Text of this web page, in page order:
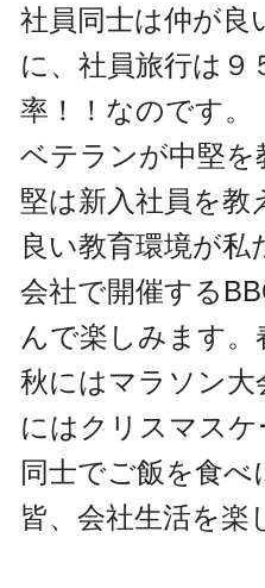
社員同士は仲が良
に、社員旅行は９
率！！なのです。
ベテランが中堅を
堅は新入社員を教
良い教育環境が私
会社で開催する
んで楽しみます。
秋にはマラソン
にはクリスマス
同士でご飯を食べ
皆、会社生活を楽